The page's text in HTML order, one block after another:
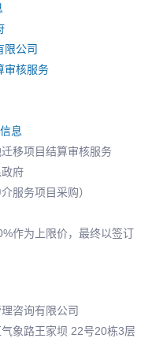
限公司
审核服务
息
移项目结算审核服务
府
服务项目采购）
作为上限价，最终以签订
咨询有限公司
象路王家坝 22号20栋3层